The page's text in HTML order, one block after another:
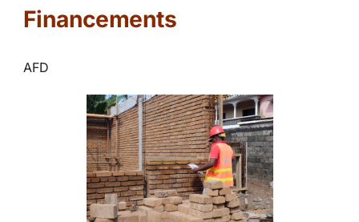
Financements
AFD